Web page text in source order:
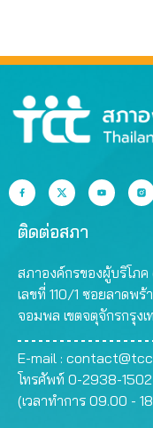
ติดต่อสภา
สภาองค์กรของผู้บริโภค
เลขที่ 110/1 ซอยลาดพ
จอมพล เขตจตุจักรกรุง
E-mail :
โทรศัพท์ 0-2938-1502
(เวลาทำการ 09.00 -